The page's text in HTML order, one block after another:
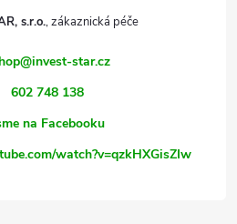
s.r.o.
@invest-star.cz
602 748 138
na Facebooku
watch?v=qzkHXGisZIw